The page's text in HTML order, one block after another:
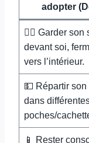
adopter
🚶‍♀️ Garder son
devant soi,
vers l’intérieur.
💵 Répartir son
dans
poches/
📱 Rester